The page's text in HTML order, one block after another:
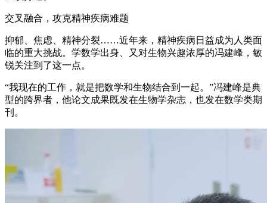
交叉融合，攻克精神疾病难题
抑郁、焦虑、精神分裂……近年来，精神疾病日益成为人类面
临的重大挑战。学数学出身、又对生物兴趣浓厚的冯建峰，敏
锐关注到了这一点。
“我现在的工作，就是把数学和生物结合到一起。”冯建峰是典
型的跨界者，他论文成果既发在生物学杂志，也发在数学类期
刊。